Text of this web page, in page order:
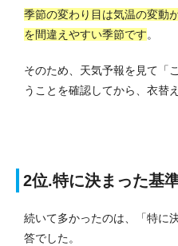
季節の変わり目は気温の変動
を間違えやすい季節です。
そのため、天気予報を見て「
うことを確認してから、衣替
2位.特に決まった基
続いて多かったのは、「特に
答でした。